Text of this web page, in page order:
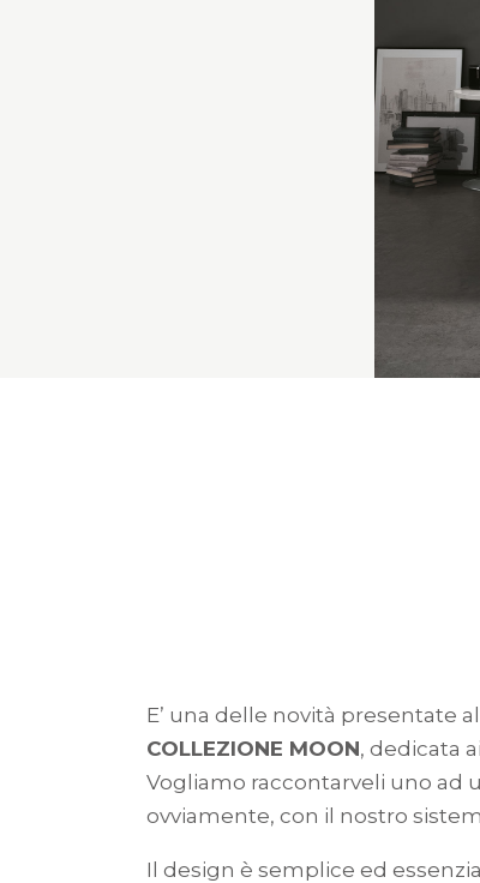
E’ una delle novità presentate
COLLEZIONE MOON, dedicata
Vogliamo raccontarveli uno ad
ovviamente, con il nostro
Il design è semplice ed